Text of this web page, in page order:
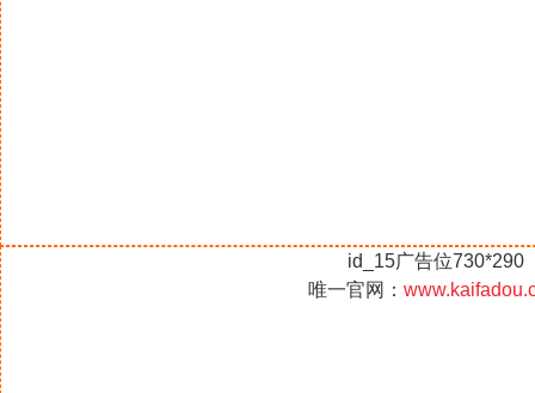
id_15广告位730*290
唯一官网：